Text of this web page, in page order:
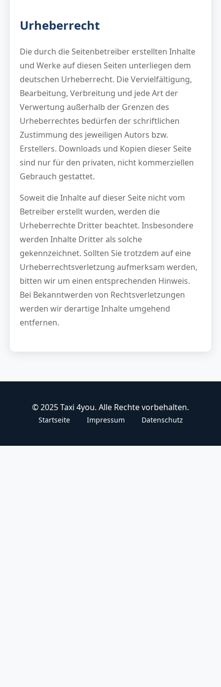
Urheberrecht
Die durch die Seitenbetreiber erstellten Inhalte
und Werke auf diesen Seiten unterliegen dem
deutschen Urheberrecht. Die Vervielfältigung,
Bearbeitung, Verbreitung und jede Art der
Verwertung außerhalb der Grenzen des
Urheberrechtes bedürfen der schriftlichen
Zustimmung des jeweiligen Autors bzw.
Erstellers. Downloads und Kopien dieser Seite
sind nur für den privaten, nicht kommerziellen
Gebrauch gestattet.
Soweit die Inhalte auf dieser Seite nicht vom
Betreiber erstellt wurden, werden die
Urheberrechte Dritter beachtet. Insbesondere
werden Inhalte Dritter als solche
gekennzeichnet. Sollten Sie trotzdem auf eine
Urheberrechtsverletzung aufmerksam werden,
bitten wir um einen entsprechenden Hinweis.
Bei Bekanntwerden von Rechtsverletzungen
werden wir derartige Inhalte umgehend
entfernen.
© 2025 Taxi 4you. Alle Rechte vorbehalten.
Startseite Impressum Datenschutz